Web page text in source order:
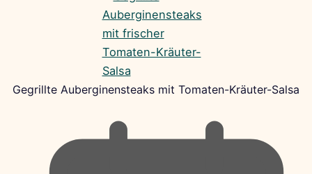
Gegrillte Auberginensteaks mit Tomaten-Kräuter-Salsa